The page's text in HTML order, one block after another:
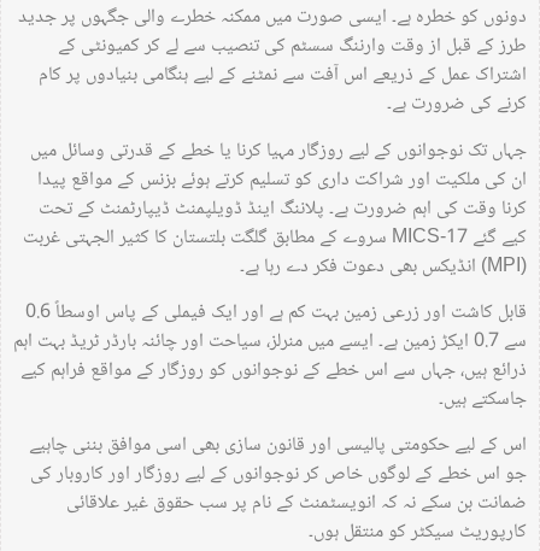
دونوں کو خطرہ ہے۔ ایسی صورت میں ممکنہ خطرے والی جگہوں پر جدید
طرز کے قبل از وقت وارننگ سسٹم کی تنصیب سے لے کر کمیونٹی کے
اشتراک عمل کے ذریعے اس آفت سے نمٹنے کے لیے ہنگامی بنیادوں پر کام
کرنے کی ضرورت ہے۔
جہاں تک نوجوانوں کے لیے روزگار مہیا کرنا یا خطے کے قدرتی وسائل میں
ان کی ملکیت اور شراکت داری کو تسلیم کرتے ہوئے بزنس کے مواقع پیدا
کرنا وقت کی اہم ضرورت ہے۔ پلاننگ اینڈ ڈویلپمنٹ ڈیپارٹمنٹ کے تحت
کیے گئے MICS-17 سروے کے مطابق گلگت بلتستان کا کثیر الجہتی غربت
قابل کاشت اور زرعی زمین بہت کم ہے اور ایک فیملی کے پاس اوسطاً 0.6
سے 0.7 ایکڑ زمین ہے۔ ایسے میں منرلز، سیاحت اور چائنہ بارڈر ٹریڈ بہت اہم
ذرائع ہیں، جہاں سے اس خطے کے نوجوانوں کو روزگار کے مواقع فراہم کیے
جاسکتے ہیں۔
اس کے لیے حکومتی پالیسی اور قانون سازی بھی اسی موافق بننی چاہیے
جو اس خطے کے لوگوں خاص کر نوجوانوں کے لیے روزگار اور کاروبار کی
ضمانت بن سکے نہ کہ انویسٹمنٹ کے نام پر سب حقوق غیر علاقائی
کارپوریٹ سیکٹر کو منتقل ہوں۔